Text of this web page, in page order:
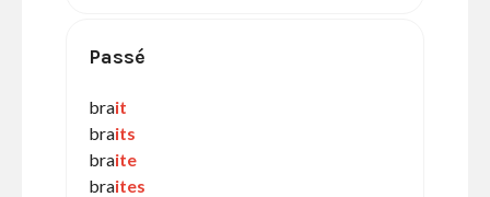
Passé
brait
braits
braite
braites